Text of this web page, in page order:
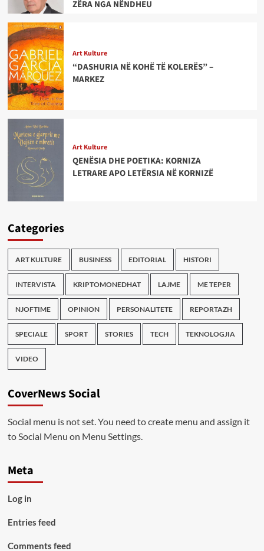
ZËRA NGA NËNDHEU
Art Kulture
“DASHURIA NË KOHË TË KOLERËS” –
MARKEZ
Art Kulture
QENËSIA DHE POETIKA: KORNIZA
LETRARE APO LETËRSIA NË KORNIZË
Categories
ART KULTURE BUSINESS EDITORIAL HISTORI
INTERVISTA KRIPTOMONEDHAT LAJME ME TEPER
NJOFTIME OPINION PERSONALITETE REPORTAZH
SPECIALE SPORT STORIES TECH TEKNOLOGJIA
VIDEO
CoverNews Social
Social menu is not set. You need to create menu and assign it
to Social Menu on Menu Settings.
Meta
Log in
Entries feed
Comments feed